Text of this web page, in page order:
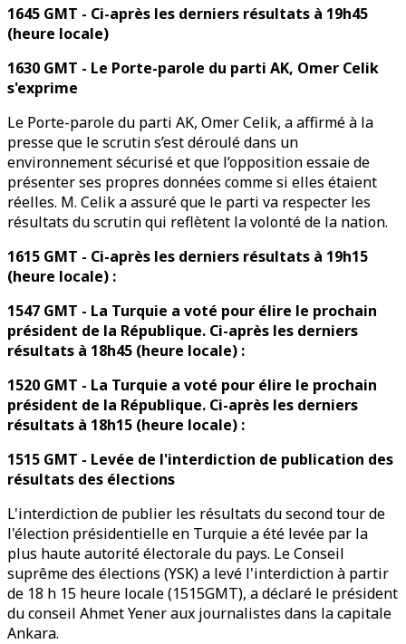
1645 GMT - Ci-après les derniers résultats à 19h45
(heure locale)
1630 GMT - Le Porte-parole du parti AK, Omer Celik
s'exprime
Le Porte-parole du parti AK, Omer Celik, a affirmé à la
presse que le scrutin s’est déroulé dans un
environnement sécurisé et que l’opposition essaie de
présenter ses propres données comme si elles étaient
réelles. M. Celik a assuré que le parti va respecter les
résultats du scrutin qui reflètent la volonté de la nation.
1615 GMT - Ci-après les derniers résultats à 19h15
(heure locale) :
1547 GMT - La Turquie a voté pour élire le prochain
président de la République. Ci-après les derniers
résultats à 18h45 (heure locale) :
1520 GMT - La Turquie a voté pour élire le prochain
président de la République. Ci-après les derniers
résultats à 18h15 (heure locale) :
1515 GMT - Levée de l'interdiction de publication des
résultats des élections
L'interdiction de publier les résultats du second tour de
l'élection présidentielle en Turquie a été levée par la
plus haute autorité électorale du pays. Le Conseil
suprême des élections (YSK) a levé l'interdiction à partir
de 18 h 15 heure locale (1515GMT), a déclaré le président
du conseil Ahmet Yener aux journalistes dans la capitale
Ankara.